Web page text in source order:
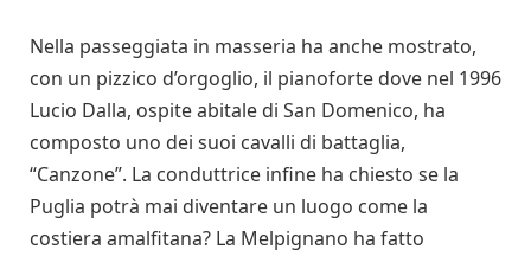
Nella passeggiata in masseria ha anche mostrato,
con un pizzico d’orgoglio, il pianoforte dove nel 1996
Lucio Dalla, ospite abitale di San Domenico, ha
composto uno dei suoi cavalli di battaglia,
“Canzone”. La conduttrice infine ha chiesto se la
Puglia potrà mai diventare un luogo come la
costiera amalfitana? La Melpignano ha fatto